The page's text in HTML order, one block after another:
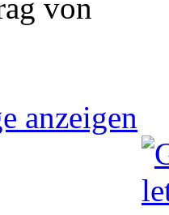
von
anzeigen